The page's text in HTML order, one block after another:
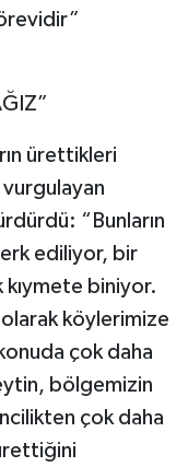
ürettikleri
“Bunların
ediliyor, bir
kıymete biniyor.
köylerimize
çok daha
bölgemizin
çok daha